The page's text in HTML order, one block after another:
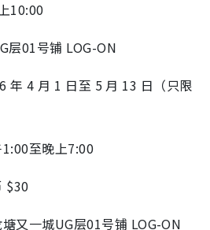
10:00
层01号铺 LOG-ON
年 4 月 1 日至 5 月 13 日（只限
至晚上7:00
$30
又一城UG层01号铺 LOG-ON